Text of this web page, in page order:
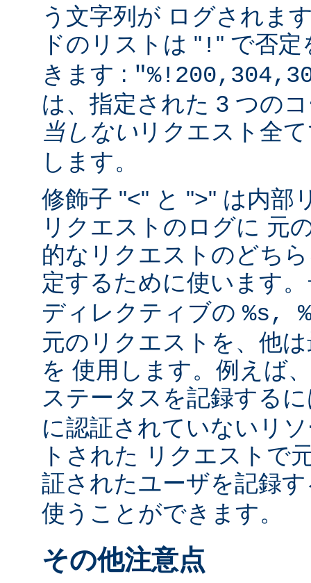
う文字列が ログされま
ドのリストは " ! " で否定
きます :
は、指定された 3 つの
当しない リクエスト全
します。
修飾子 "<" と ">" は内部
リクエストのログに 元
的なリクエストのどち
定するために使います
ディレクティブの %s,
元のリクエストを、他
を 使用します。例えば
ステータスを記録する
に認証されていないリ
トされた リクエストで
証されたユーザを記録
使うことができます。
その他注意点